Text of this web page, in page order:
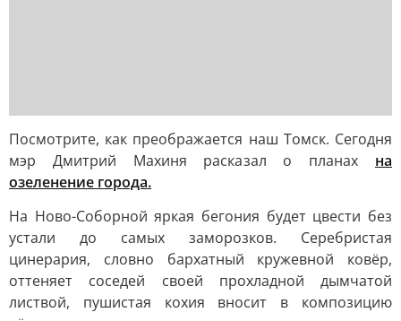
Посмотрите, как преображается наш Томск. Сегодня
мэр Дмитрий Махиня расказал о планах на
озеленение города.
На Ново-Соборной яркая бегония будет цвести без
устали до самых заморозков. Серебристая
цинерария, словно бархатный кружевной ковёр,
оттеняет соседей своей прохладной дымчатой
листвой, пушистая кохия вносит в композицию